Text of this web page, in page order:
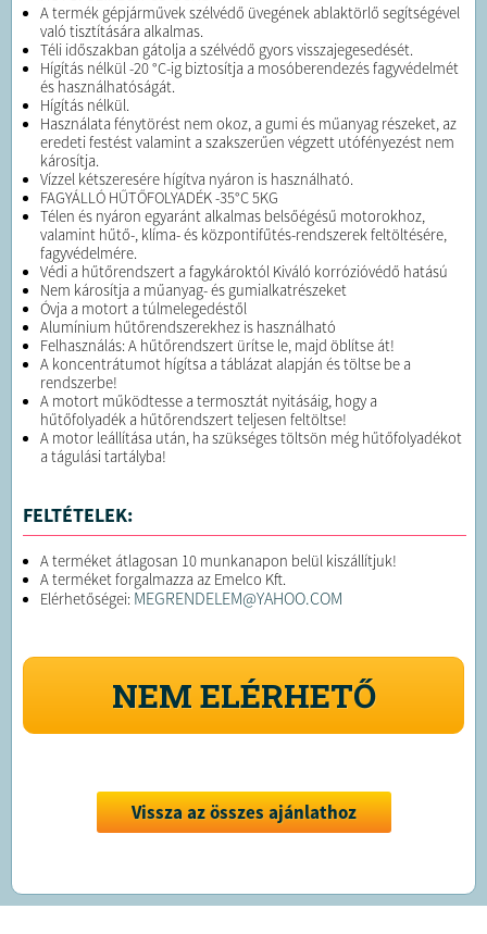
A termék gépjárművek szélvédő üvegének ablaktörlő segítségével
való tisztítására alkalmas.
Téli időszakban gátolja a szélvédő gyors visszajegesedését.
Hígítás nélkül -20 °C-ig biztosítja a mosóberendezés fagyvédelmét
és használhatóságát.
Hígítás nélkül.
Használata fénytörést nem okoz, a gumi és műanyag részeket, az
eredeti festést valamint a szakszerűen végzett utófényezést nem
károsítja.
Vízzel kétszeresére hígítva nyáron is használható.
FAGYÁLLÓ HŰTŐFOLYADÉK -35°C 5KG
Télen és nyáron egyaránt alkalmas belsőégésű motorokhoz,
valamint hűtő-, klíma- és központifűtés-rendszerek feltöltésére,
fagyvédelmére.
Védi a hűtőrendszert a fagykároktól Kiváló korrózióvédő hatású
Nem károsítja a műanyag- és gumialkatrészeket
Óvja a motort a túlmelegedéstől
Alumínium hűtőrendszerekhez is használható
Felhasználás: A hűtőrendszert ürítse le, majd öblítse át!
A koncentrátumot hígítsa a táblázat alapján és töltse be a
rendszerbe!
A motort működtesse a termosztát nyitásáig, hogy a
hűtőfolyadék a hűtőrendszert teljesen feltöltse!
A motor leállítása után, ha szükséges töltsön még hűtőfolyadékot
a tágulási tartályba!
FELTÉTELEK:
A terméket átlagosan 10 munkanapon belül kiszállítjuk!
A terméket forgalmazza az Emelco Kft.
Elérhetőségei: MEGRENDELEM@YAHOO.COM
NEM ELÉRHETŐ
Vissza az összes ajánlathoz